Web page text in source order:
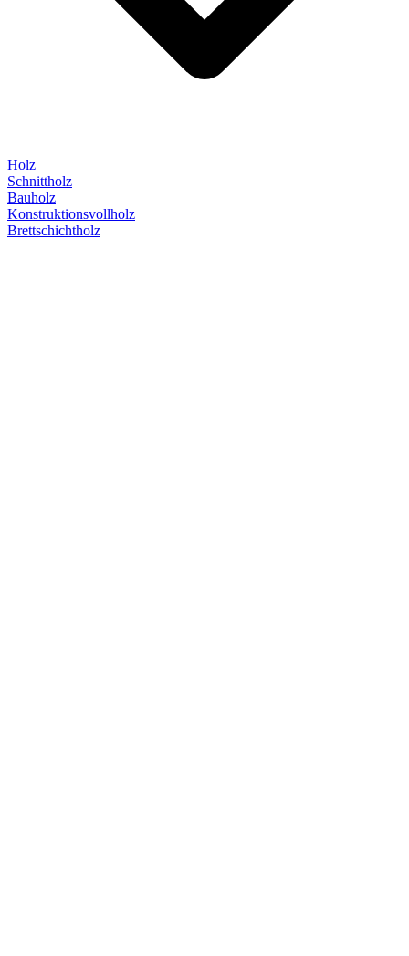
Holz
Schnittholz
Bauholz
Konstruktionsvollholz
Brettschichtholz